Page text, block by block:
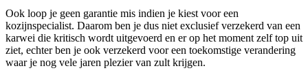
Ook loop je geen garantie mis indien je kiest voor een
kozijnspecialist. Daarom ben je dus niet exclusief verzekerd van een
karwei die kritisch wordt uitgevoerd en er op het moment zelf top uit
ziet, echter ben je ook verzekerd voor een toekomstige verandering
waar je nog vele jaren plezier van zult krijgen.